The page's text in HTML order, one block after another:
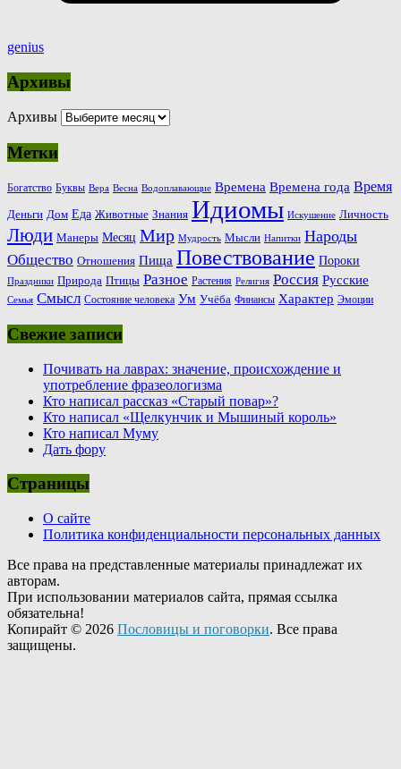
genius
Архивы
Архивы
Метки
Богатство Буквы Вера Весна Водоплавающие Времена Времена года Время
Деньги Дом Еда Животные Знания Идиомы Искушение Личность
Люди Манеры Месяц Мир Мудрость Мысли Напитки Народы
Общество Отношения Пища Повествование Пороки
Праздники Природа Птицы Разное Растения Религия Россия Русские
Семья Смысл Состояние человека Ум Учёба Финансы Характер Эмоции
Свежие записи
Почивать на лаврах: значение, происхождение и
употребление фразеологизма
Кто написал рассказ «Старый повар»?
Кто написал «Щелкунчик и Мышиный король»
Кто написал Муму
Дать фору
Страницы
О сайте
Политика конфиденциальности персональных данных
Все права на представленные материалы принадлежат их
авторам.
При использовании материалов сайта, прямая ссылка
обязательна!
Копирайт © 2026 Пословицы и поговорки. Все права
защищены.